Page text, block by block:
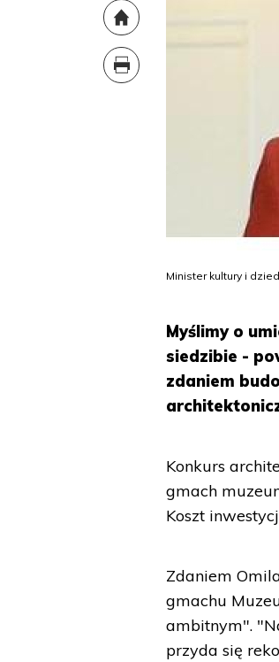
Minister kultury i
Myślimy o
siedzibie -
zdaniem
Konkurs
gmach
Koszt
Zdaniem
gmachu
ambitnym".
przyda się